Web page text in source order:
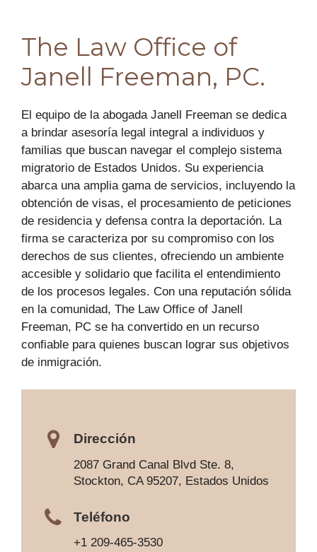
The Law Office of
Janell Freeman, PC.
El equipo de la abogada Janell Freeman se dedica
a brindar asesoría legal integral a individuos y
familias que buscan navegar el complejo sistema
migratorio de Estados Unidos. Su experiencia
abarca una amplia gama de servicios, incluyendo la
obtención de visas, el procesamiento de peticiones
de residencia y defensa contra la deportación. La
firma se caracteriza por su compromiso con los
derechos de sus clientes, ofreciendo un ambiente
accesible y solidario que facilita el entendimiento
de los procesos legales. Con una reputación sólida
en la comunidad, The Law Office of Janell
Freeman, PC se ha convertido en un recurso
confiable para quienes buscan lograr sus objetivos
de inmigración.
Dirección
2087 Grand Canal Blvd Ste. 8,
Stockton, CA 95207, Estados Unidos
Teléfono
+1 209-465-3530